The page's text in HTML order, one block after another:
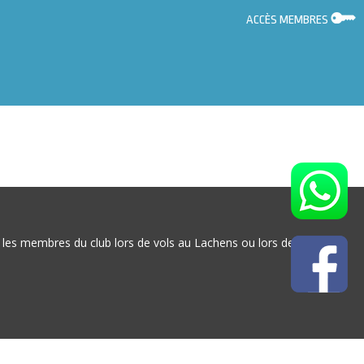
ACCÈS MEMBRES
membres du club lors de vols au Lachens ou lors de sorties